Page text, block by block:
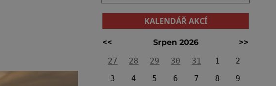
KALENDÁŘ AKCÍ
<< Srpen 2026
>>
27
28 29 30 31 1
2
3
4 5 6 7 8
9